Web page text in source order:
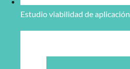
Estudio viabilidad de aplicación